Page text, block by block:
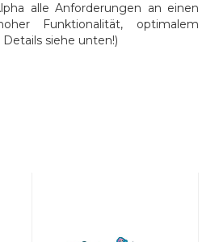
alle Anforderungen an einen
Funktionalität, optimalem
siehe unten!)